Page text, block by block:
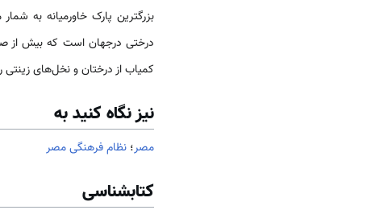
بزرگترین پارک خاورمیانه به
درختی درجهان است که بیش از
کمیاب از درختان و نخل‌­های
نیز نگاه کنید به
مصر؛ نظام فرهنگی مصر
کتابشناسی